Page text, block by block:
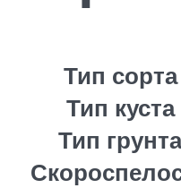
Тип сорта
Тип куста
Тип грунта